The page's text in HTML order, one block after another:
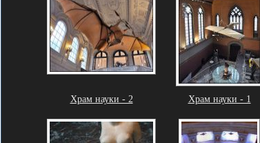
Храм науки - 2 Храм науки - 1